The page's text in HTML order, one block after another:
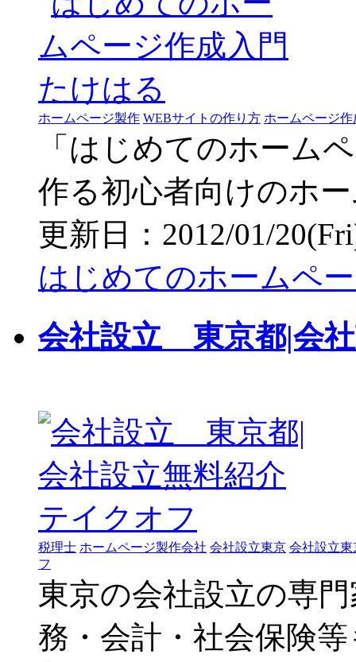
ホームページ製作 WEBサイトの作り方 ホームページ
「はじめてのホーム
作る初心者向けのホ
更新日：2012/01/
はじめてのホームペ
会社設立 東京都|会
税理士 ホームページ製作会社 会社設立東京 会社設立東
フ
東京の会社設立の専
務・会計・社会保険